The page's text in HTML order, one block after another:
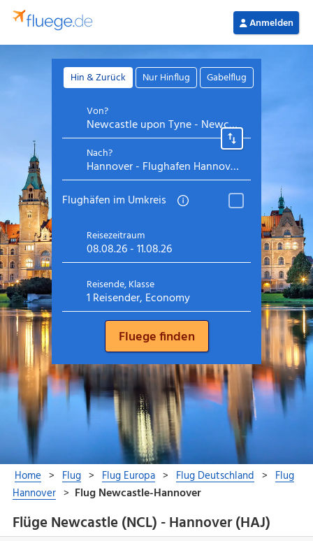
Flüge Newcastle (NCL) - Hannover (HAJ)